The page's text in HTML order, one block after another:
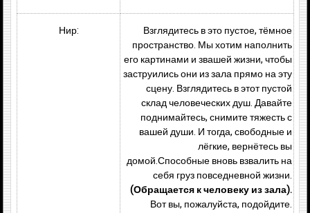
Нир:
Взглядитесь в это пустое, тёмное
пространство. Мы хотим наполнить
его картинами и звашей жизни, чтобы
заструились они из зала прямо на эту
сцену. Взглядитесь в этот пустой
склад человеческих душ. Давайте
поднимайтесь, снимите тяжесть с
вашей души. И тогда, свободные и
лёгкие, вернётесь вы
домой.Способные вновь взвалить на
себя груз повседневной жизни.
(Обращается к человеку из зала).
Вот вы, пожалуйста, подойдите.